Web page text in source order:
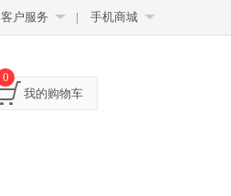
客户服务 | 手机商城
0
我的购物车